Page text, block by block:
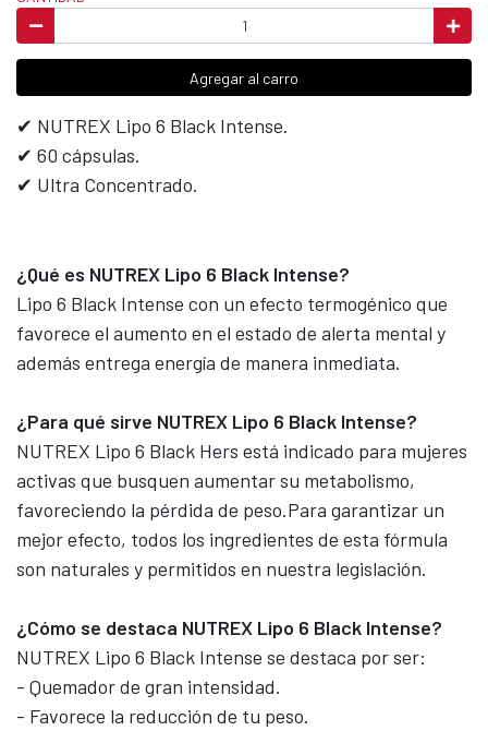
Agregar al carro
✔ NUTREX Lipo 6 Black Intense.
✔ 60 cápsulas.
✔ Ultra Concentrado.
¿Qué es NUTREX Lipo 6 Black Intense?
Lipo 6 Black Intense con un efecto termogénico que
favorece el aumento en el estado de alerta mental y
además entrega energía de manera inmediata.
¿Para qué sirve NUTREX Lipo 6 Black Intense?
NUTREX Lipo 6 Black Hers está indicado para mujeres
activas que busquen aumentar su metabolismo,
favoreciendo la pérdida de peso.Para garantizar un
mejor efecto, todos los ingredientes de esta fórmula
son naturales y permitidos en nuestra legislación.
¿Cómo se destaca NUTREX Lipo 6 Black Intense?
NUTREX Lipo 6 Black Intense se destaca por ser:
- Quemador de gran intensidad.
- Favorece la reducción de tu peso.